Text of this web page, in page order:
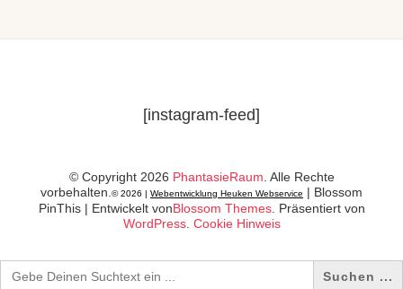
[instagram-feed]
© Copyright 2026 PhantasieRaum . Alle Rechte
vorbehalten. © 2026 | Webentwicklung Heuken Webservice | Blossom
PinThis | Entwickelt vonBlossom Themes. Präsentiert von
WordPress. Cookie Hinweis
Search
for: